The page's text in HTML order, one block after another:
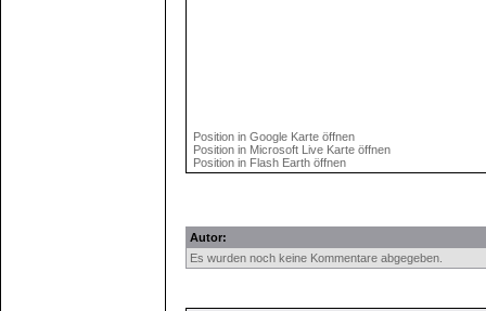
Position in Google Karte öffnen
Position in Microsoft Live Karte öffnen
Position in Flash Earth öffnen
Autor:
Es wurden noch keine Kommentare abgegeben.